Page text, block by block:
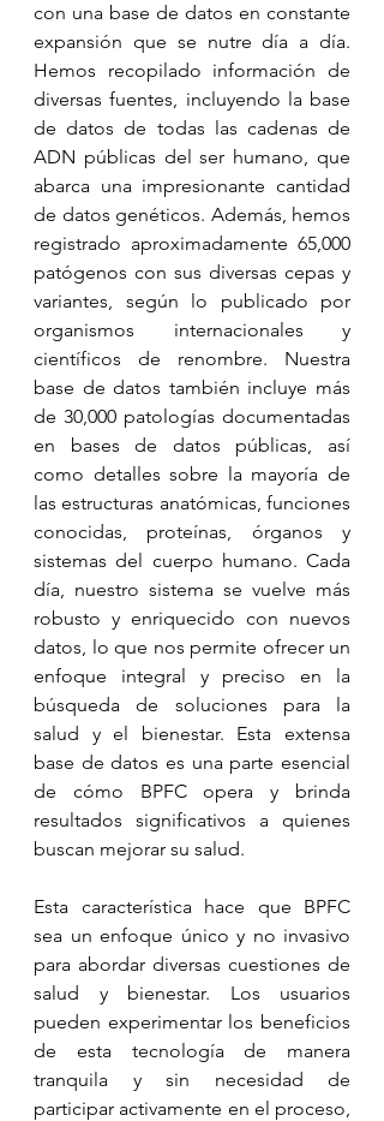
con una base de datos en constante
expansión que se nutre día a día.
Hemos recopilado información de
diversas fuentes, incluyendo la base
de datos de todas las cadenas de
ADN públicas del ser humano, que
abarca una impresionante cantidad
de datos genéticos. Además, hemos
registrado aproximadamente 65,000
patógenos con sus diversas cepas y
variantes, según lo publicado por
organismos internacionales y
científicos de renombre. Nuestra
base de datos también incluye más
de 30,000 patologías documentadas
en bases de datos públicas, así
como detalles sobre la mayoría de
las estructuras anatómicas, funciones
conocidas, proteínas, órganos y
sistemas del cuerpo humano. Cada
día, nuestro sistema se vuelve más
robusto y enriquecido con nuevos
datos, lo que nos permite ofrecer un
enfoque integral y preciso en la
búsqueda de soluciones para la
salud y el bienestar. Esta extensa
base de datos es una parte esencial
de cómo BPFC opera y brinda
resultados significativos a quienes
buscan mejorar su salud.
Esta característica hace que BPFC
sea un enfoque único y no invasivo
para abordar diversas cuestiones de
salud y bienestar. Los usuarios
pueden experimentar los beneficios
de esta tecnología de manera
tranquila y sin necesidad de
participar activamente en el proceso,